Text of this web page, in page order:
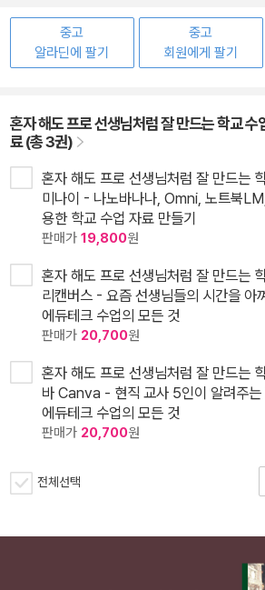
중고
알라딘에 팔기
중고
회원에게 팔기
혼자 해도 프로 선생님처럼 잘 만드는 학교 수
료 (총 3권)
혼자 해도 프로 선생님처럼 잘 만드는
미나이 - 나노바나나, Omni, 노트북
용한 학교 수업 자료 만들기
판매가 19,800원
혼자 해도 프로 선생님처럼 잘 만드는
리캔버스 - 요즘 선생님들의 시간을 아
에듀테크 수업의 모든 것
판매가 20,700원
혼자 해도 프로 선생님처럼 잘 만드는
바 Canva - 현직 교사 5인이 알려주는
에듀테크 수업의 모든 것
판매가 20,700원
전체선택